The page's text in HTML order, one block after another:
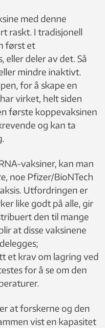
med denne
raskt. I tradisjonell
først et
eller deler av det. Så
mindre inaktivt.
for å skape en
virket, helt siden
første koppevaksinen
og kan ta
vaksiner, kan man
noe Pfizer/BioNTech
Utfordringen er
like godt på alle, gir
den til mange
at disse vaksinene
et krav om lagring ved
for å se om den
at forskerne og den
vist en kapasitet